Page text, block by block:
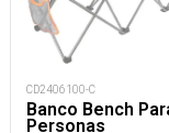
CD2406100-C
Banco Bench
Personas